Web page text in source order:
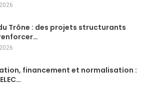
Trône : des projets structurants
financement et normalisation :